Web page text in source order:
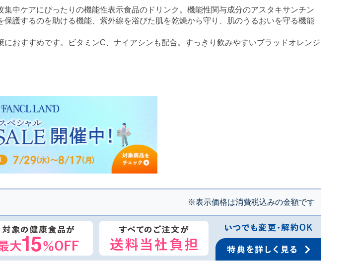
集中ケアにぴったりの機能性表示食品のドリンク。機能性関与成分のアスタキサンチン
保護するのを助ける機能、紫外線を浴びた肌を乾燥から守り、肌のうるおいを守る機能
におすすめです。ビタミンC、ナイアシンも配合。すっきり飲みやすいブラッドオレンジ
※表示価格は消費税込みの金額です